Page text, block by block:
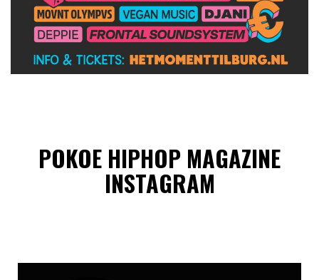
POKOE HIPHOP MAGAZINE
INSTAGRAM